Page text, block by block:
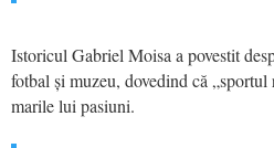
Istoricul Gabriel Moisa a povestit
fotbal și muzeu, dovedind că „sportul
marile lui pasiuni.